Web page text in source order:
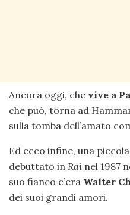
Ancora oggi, che vive a
che può, torna ad
sulla tomba dell’amato
Ed ecco infine, una piccola
debuttato in Rai nel 1987
suo fianco c’era Walter
dei suoi grandi amori.